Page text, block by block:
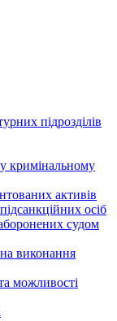
підрозділів
кримінальному
активів
осіб
судом
виконання
можливості